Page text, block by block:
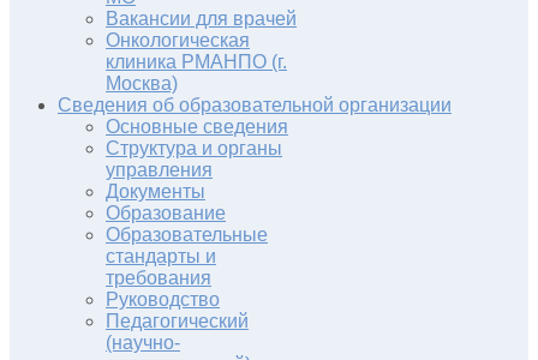
Вакансии для врачей
Онкологическая
клиника РМАНПО (г.
Москва)
Сведения об образовательной организации
Основные сведения
Структура и органы
управления
Документы
Образование
Образовательные
стандарты и
требования
Руководство
Педагогический
(научно-